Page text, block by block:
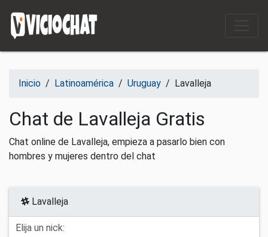
Inicio / Latinoamérica / Uruguay / Lavalleja
Chat de Lavalleja Gratis
Chat online de Lavalleja, empieza a pasarlo bien con
hombres y mujeres dentro del chat
Lavalleja
Elija un nick: